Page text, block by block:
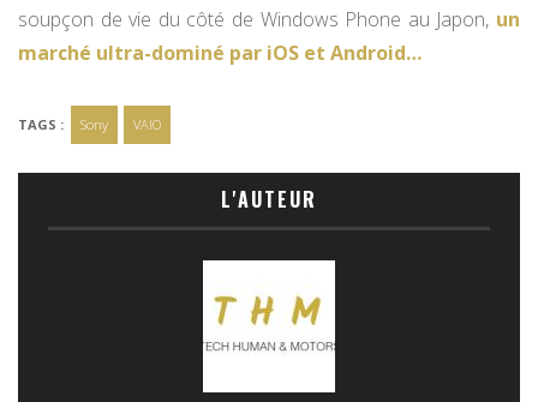
soupçon de vie du côté de Windows Phone au Japon, un
marché ultra-dominé par iOS et Android…
TAGS : Sony VAIO
L'AUTEUR